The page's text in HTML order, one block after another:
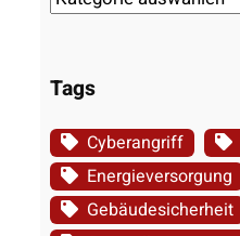
Tags
Cyberangriff
Energieversorgung
Gebäudesicherheit